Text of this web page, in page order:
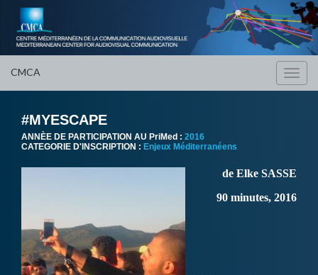
CMCA
#MYESCAPE
ANNÈE DE PARTICIPATION AU PriMed : 2016
CATEGORIE D'INSCRIPTION : Enjeux Méditerranéens
de Elke SASSE
90 minutes, 2016